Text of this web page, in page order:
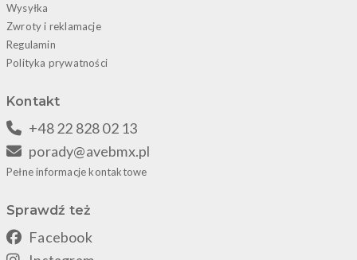
Wysyłka
Zwroty i reklamacje
Regulamin
Polityka prywatności
Kontakt
+48 22 828 02 13
porady@avebmx.pl
Pełne informacje kontaktowe
Sprawdź też
Facebook